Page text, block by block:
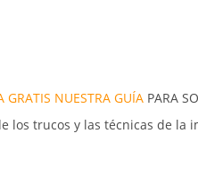
GRATIS NUESTRA GUÍA PARA
los trucos y las técnicas de la